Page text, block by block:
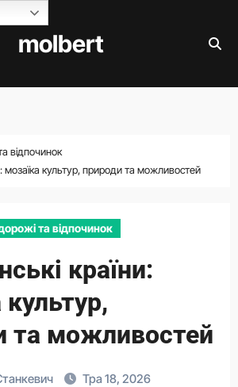
molbert
відпочинок
мозаїка культур, природи та можливостей
та відпочинок
країни:
та можливостей
Тра 18, 2026